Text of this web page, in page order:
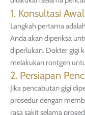
1. Konsultasi Awal
Langkah pertama
Anda akan diperiksa
diperlukan. Dokter gigi
melakukan rontgen
2. Persiapan
Jika pencabutan gigi
prosedur dengan
rasa sakit selama